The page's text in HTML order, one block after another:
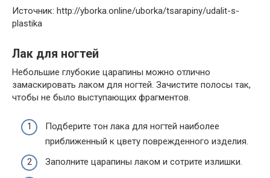
Источник: http://yborka.online/uborka/tsarapiny/udalit-s-
plastika
Лак для ногтей
Небольшие глубокие царапины можно отлично
замаскировать лаком для ногтей. Зачистите полосы так,
чтобы не было выступающих фрагментов.
Подберите тон лака для ногтей наиболее
приближенный к цвету поврежденного изделия.
Заполните царапины лаком и сотрите излишки.